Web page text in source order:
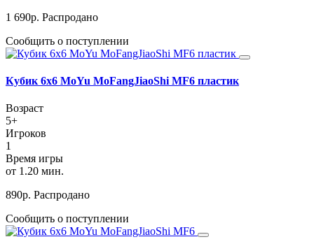
1 690р. Распродано
Сообщить о поступлении
Кубик 6х6 MoYu MoFangJiaoShi MF6 пластик
Возраст
5+
Игроков
1
Время игры
от 1.20 мин.
890р. Распродано
Сообщить о поступлении